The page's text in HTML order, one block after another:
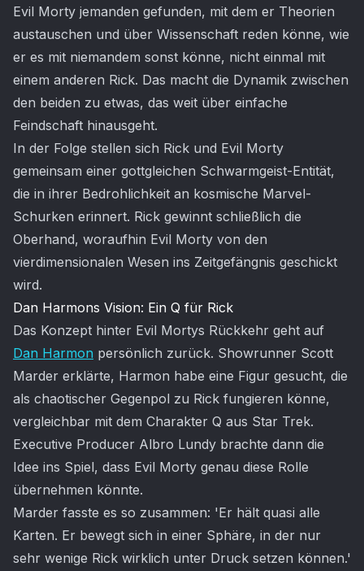
Evil Morty jemanden gefunden, mit dem er Theorien
austauschen und über Wissenschaft reden könne, wie
er es mit niemandem sonst könne, nicht einmal mit
einem anderen Rick. Das macht die Dynamik zwischen
den beiden zu etwas, das weit über einfache
Feindschaft hinausgeht.
In der Folge stellen sich Rick und Evil Morty
gemeinsam einer gottgleichen Schwarmgeist-Entität,
die in ihrer Bedrohlichkeit an kosmische Marvel-
Schurken erinnert. Rick gewinnt schließlich die
Oberhand, woraufhin Evil Morty von den
vierdimensionalen Wesen ins Zeitgefängnis geschickt
wird.
Dan Harmons Vision: Ein Q für Rick
Das Konzept hinter Evil Mortys Rückkehr geht auf
Dan Harmon persönlich zurück. Showrunner Scott
Marder erklärte, Harmon habe eine Figur gesucht, die
als chaotischer Gegenpol zu Rick fungieren könne,
vergleichbar mit dem Charakter Q aus Star Trek.
Executive Producer Albro Lundy brachte dann die
Idee ins Spiel, dass Evil Morty genau diese Rolle
übernehmen könnte.
Marder fasste es so zusammen: 'Er hält quasi alle
Karten. Er bewegt sich in einer Sphäre, in der nur
sehr wenige Rick wirklich unter Druck setzen können.'